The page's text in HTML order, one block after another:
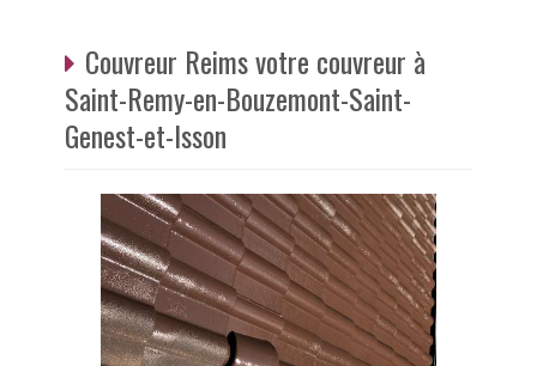
Couvreur Reims votre couvreur à
Saint-Remy-en-Bouzemont-Saint-
Genest-et-Isson